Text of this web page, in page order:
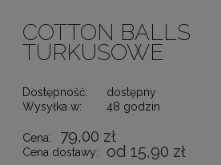
COTTON BALLS
TURKUSOWE
Dostępność:
dostępny
Wysyłka w:
48 godzin
Cena: 79,00 zł
Cena dostawy: od 15,90 zł